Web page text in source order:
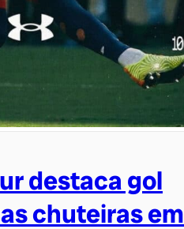
destaca gol
chuteiras em